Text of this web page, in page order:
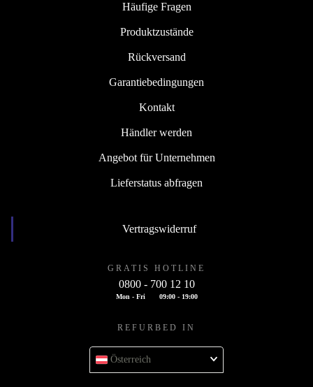
Häufige Fragen
Produktzustände
Rückversand
Garantiebedingungen
Kontakt
Händler werden
Angebot für Unternehmen
Lieferstatus abfragen
Vertragswiderruf
GRATIS HOTLINE
0800 - 700 12 10
Mon - Fri 09:00 - 19:00
REFURBED IN
Österreich